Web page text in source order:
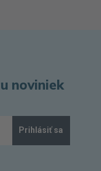
noviniek
Prihlásiť sa